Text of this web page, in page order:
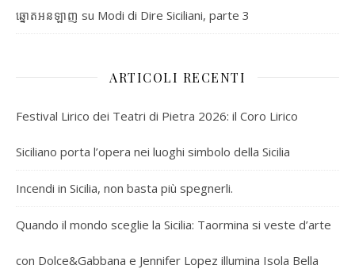
ឆ្នោតអនឡាញ su Modi di Dire Siciliani, parte 3
ARTICOLI RECENTI
Festival Lirico dei Teatri di Pietra 2026: il Coro Lirico
Siciliano porta l’opera nei luoghi simbolo della Sicilia
Incendi in Sicilia, non basta più spegnerli.
Quando il mondo sceglie la Sicilia: Taormina si veste d’arte
con Dolce&Gabbana e Jennifer Lopez illumina Isola Bella